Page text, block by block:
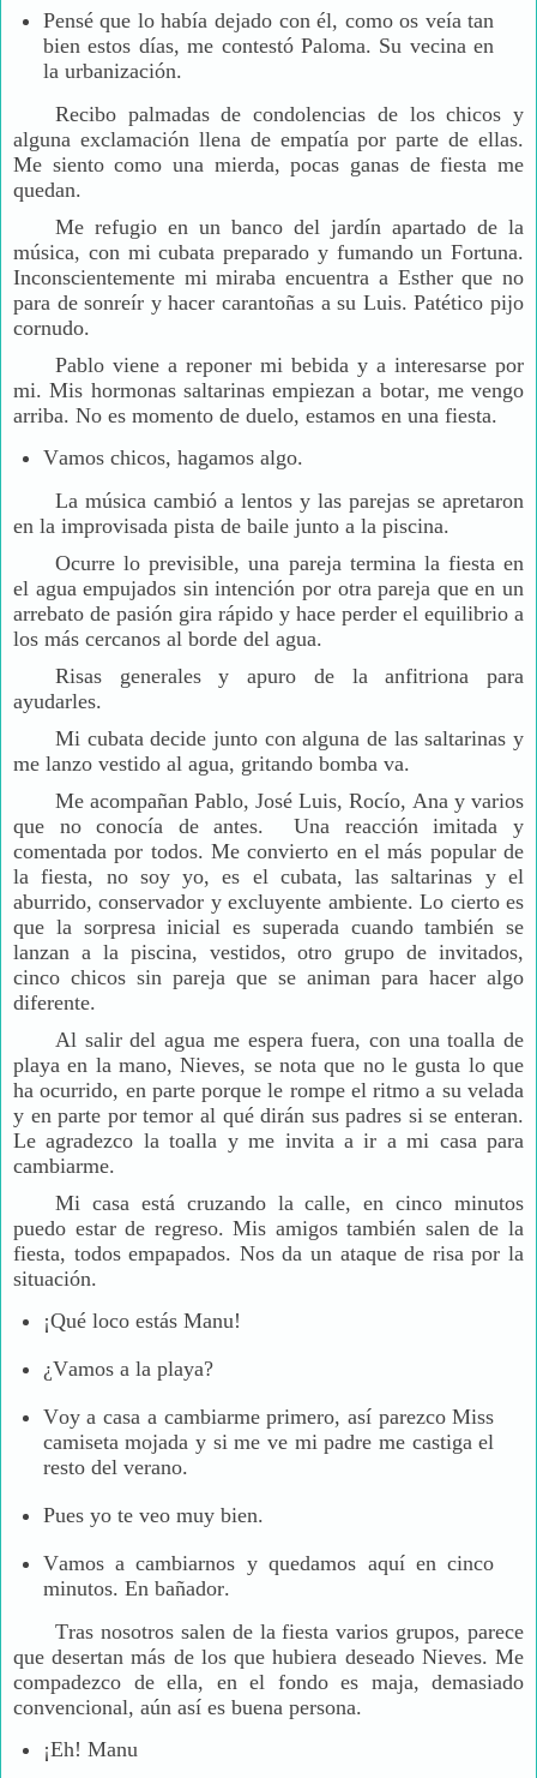
Pensé que lo había dejado con él, como os veía tan
bien estos días, me contestó Paloma. Su vecina en
la urbanización.
Recibo palmadas de condolencias de los chicos y
alguna exclamación llena de empatía por parte de ellas.
Me siento como una mierda, pocas ganas de fiesta me
quedan.
Me refugio en un banco del jardín apartado de la
música, con mi cubata preparado y fumando un Fortuna.
Inconscientemente mi miraba encuentra a Esther que no
para de sonreír y hacer carantoñas a su Luis. Patético pijo
cornudo.
Pablo viene a reponer mi bebida y a interesarse por
mi. Mis hormonas saltarinas empiezan a botar, me vengo
arriba. No es momento de duelo, estamos en una fiesta.
Vamos chicos, hagamos algo.
La música cambió a lentos y las parejas se apretaron
en la improvisada pista de baile junto a la piscina.
Ocurre lo previsible, una pareja termina la fiesta en
el agua empujados sin intención por otra pareja que en un
arrebato de pasión gira rápido y hace perder el equilibrio a
los más cercanos al borde del agua.
Risas generales y apuro de la anfitriona para
ayudarles.
Mi cubata decide junto con alguna de las saltarinas y
me lanzo vestido al agua, gritando bomba va.
Me acompañan Pablo, José Luis, Rocío, Ana y varios
que no conocía de antes. Una reacción imitada y
comentada por todos. Me convierto en el más popular de
la fiesta, no soy yo, es el cubata, las saltarinas y el
aburrido, conservador y excluyente ambiente. Lo cierto es
que la sorpresa inicial es superada cuando también se
lanzan a la piscina, vestidos, otro grupo de invitados,
cinco chicos sin pareja que se animan para hacer algo
diferente.
Al salir del agua me espera fuera, con una toalla de
playa en la mano, Nieves, se nota que no le gusta lo que
ha ocurrido, en parte porque le rompe el ritmo a su velada
y en parte por temor al qué dirán sus padres si se enteran.
Le agradezco la toalla y me invita a ir a mi casa para
cambiarme.
Mi casa está cruzando la calle, en cinco minutos
puedo estar de regreso. Mis amigos también salen de la
fiesta, todos empapados. Nos da un ataque de risa por la
situación.
¡Qué loco estás Manu!
¿Vamos a la playa?
Voy a casa a cambiarme primero, así parezco Miss
camiseta mojada y si me ve mi padre me castiga el
resto del verano.
Pues yo te veo muy bien.
Vamos a cambiarnos y quedamos aquí en cinco
minutos. En bañador.
Tras nosotros salen de la fiesta varios grupos, parece
que desertan más de los que hubiera deseado Nieves. Me
compadezco de ella, en el fondo es maja, demasiado
convencional, aún así es buena persona.
¡Eh! Manu